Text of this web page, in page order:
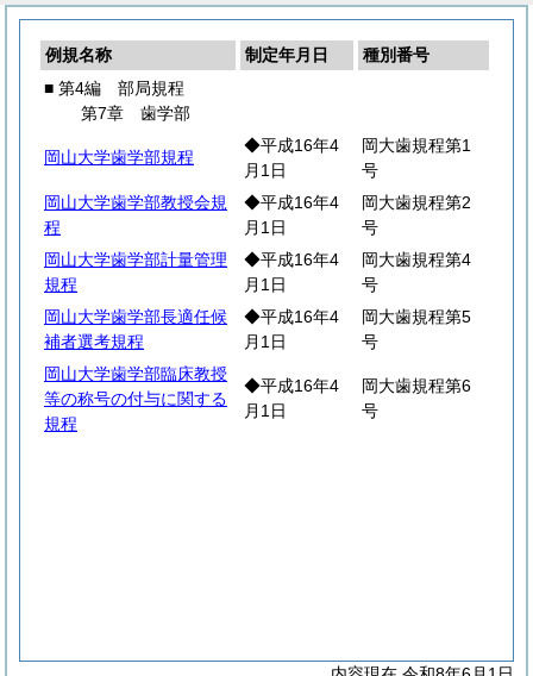
例規名称 制定年月日
種別番号
■ 第4編 部局規程
第7章 歯学部
岡山大学歯学部規程
◆平成16年4
月1日
岡大歯規程第1
号
岡山大学歯学部教授会規
程
◆平成16年4
月1日
岡大歯規程第2
号
岡山大学歯学部計量管理
規程
◆平成16年4
月1日
岡大歯規程第4
号
岡山大学歯学部長適任候
補者選考規程
◆平成16年4
月1日
岡大歯規程第5
号
岡山大学歯学部臨床教授
等の称号の付与に関する
規程
◆平成16年4
月1日
岡大歯規程第6
号